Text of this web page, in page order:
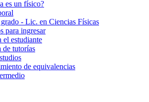
es un físico?
- Lic. en Ciencias Físicas
para ingresar
el estudiante
de tutorías
de equivalencias